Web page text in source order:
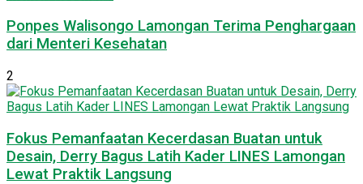
Ponpes Walisongo Lamongan Terima Penghargaan
dari Menteri Kesehatan
2
Fokus Pemanfaatan Kecerdasan Buatan untuk
Desain, Derry Bagus Latih Kader LINES Lamongan
Lewat Praktik Langsung